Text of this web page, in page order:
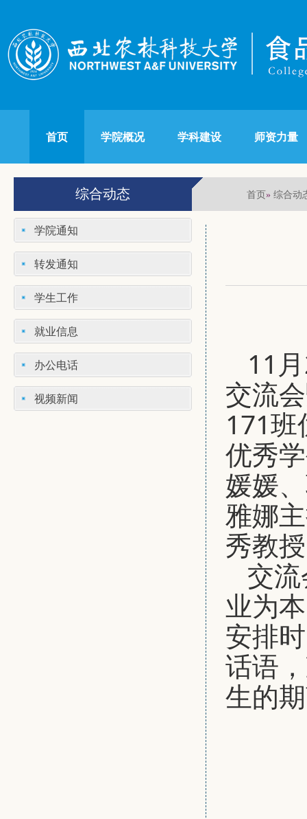
首页 学院概况 学科建设 师资力量
综合动态 首页» 综合动
学院通知
转发通知
学生工作
就业信息
办公电话
视频新闻
11
交流
171
优秀
媛媛
雅娜
秀教
交
业为
安排
话语
生的